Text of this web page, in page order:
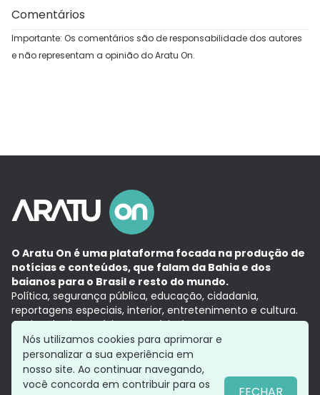
Comentários
Importante: Os comentários são de responsabilidade dos autores
e não representam a opinião do Aratu On.
O Aratu On é uma plataforma focada na produção de
notícias e conteúdos, que falam da Bahia e dos
baianos para o Brasil e resto do mundo.
Política, segurança pública, educação, cidadania,
reportagens especiais, interior, entretenimento e cultura.
Aqui, tudo vira notícia e a notícia é no tempo presente,
com a credibilidade do Grupo Aratu.
Grupo Aratu
Política de privacidade
Nós utilizamos cookies para aprimorar e
personalizar a sua experiência em
nosso site. Ao continuar navegando,
você concorda em contribuir para os